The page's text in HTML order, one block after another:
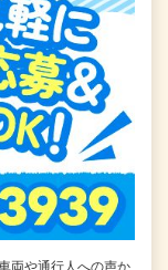
両や通行人への声か